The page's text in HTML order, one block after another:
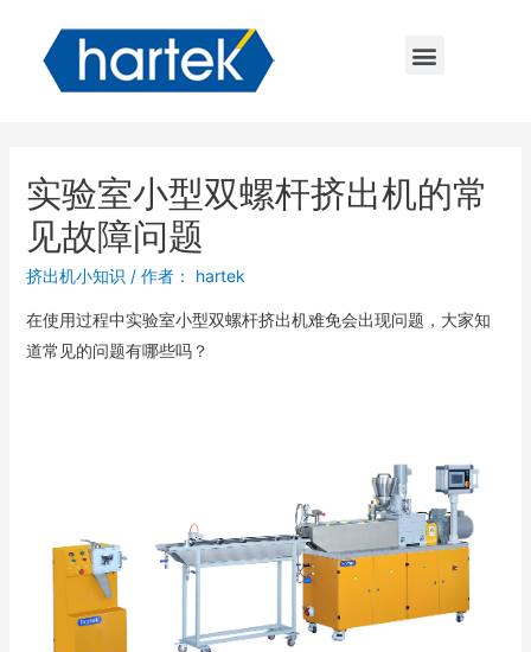
实验室小型双螺杆挤出机的常
见故障问题
挤出机小知识 / 作者： hartek
在使用过程中实验室小型双螺杆挤出机难免会出现问题，大家知
道常见的问题有哪些吗？